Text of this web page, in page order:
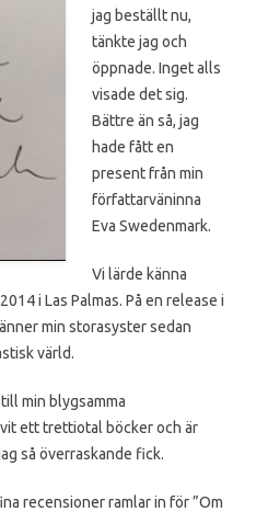
jag beställt nu,
tänkte jag och
öppnade. Inget alls
visade det sig.
Bättre än så, jag
hade fått en
present från min
författarväninna
Eva Swedenmark.
Vi lärde känna
i Las Palmas. På en release i
min storasyster sedan
värld.
min blygsamma
ett trettiotal böcker och är
så överraskande fick.
recensioner ramlar in för ”Om